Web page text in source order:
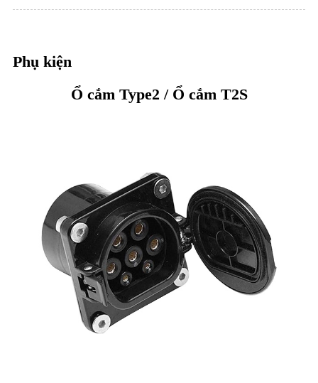
Phụ kiện
Ổ cắm Type2 / Ổ cắm T2S